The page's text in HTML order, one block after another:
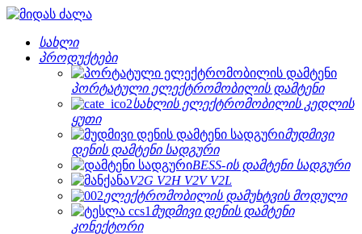
სახლი
პროდუქტები
პორტატული ელექტრომობილის დამტენი
სახლის ელექტრომობილის კედლის
ყუთი
მუდმივი
დენის დამტენი სადგური
BESS-ის დამტენი სადგური
V2G V2H V2V V2L
ელექტრომობილის დამუხტვის მოდული
მუდმივი დენის დამტენი
კონექტორი